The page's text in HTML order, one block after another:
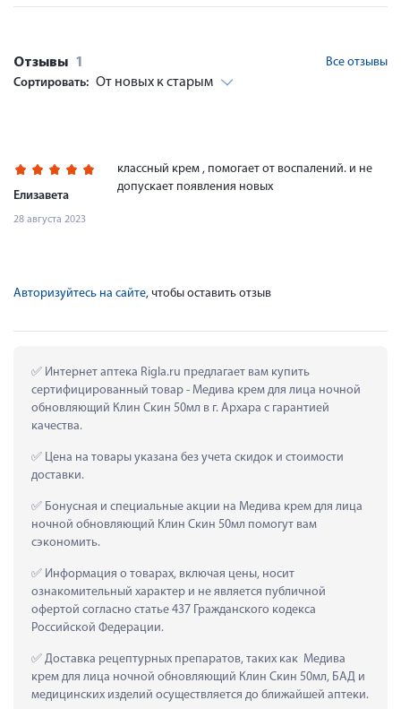
Отзывы 1
Все отзывы
Сортировать: От новых к старым
Елизавета
28 августа 2023
классный крем , помогает от воспалений. и не
допускает появления новых
Авторизуйтесь на сайте, чтобы оставить отзыв
Интернет аптека Rigla.ru предлагает вам купить
сертифицированный товар - Медива крем для лица ночной
обновляющий Клин Скин 50мл в г. Архара с гарантией
качества.
Цена на товары указана без учета скидок и стоимости
доставки.
Бонусная и специальные акции на Медива крем для лица
ночной обновляющий Клин Скин 50мл помогут вам
сэкономить.
Информация о товарах, включая цены, носит
ознакомительный характер и не является публичной
офертой согласно статье 437 Гражданского кодекса
Российской Федерации.
Доставка рецептурных препаратов, таких как  Медива
крем для лица ночной обновляющий Клин Скин 50мл, БАД и
медицинских изделий осуществляется до ближайшей аптеки.